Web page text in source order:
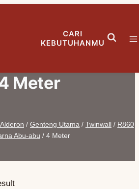
CARI
KEBUTUHANMU
Meter
Alderon / Genteng Utama / Twinwall / R860
Abu-abu / 4 Meter